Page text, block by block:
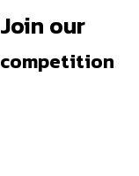
Join our
competition